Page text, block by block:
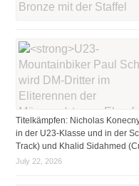
Titelkämpfen: Nicholas
in der U23-Klasse und in der
Track) und Khalid Sidahmed
July 22, 2026